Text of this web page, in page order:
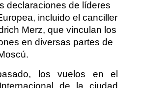
declaraciones de líderes
incluido el canciller
Merz, que vinculan los
en diversas partes de
los vuelos en el
de la ciudad